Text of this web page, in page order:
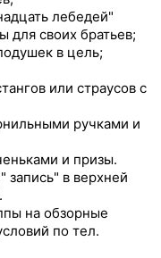
лебедей"
для своих братьев;
в цель;
или страусов с
ручками и
и призы.
запись" в верхней
на обзорные
по тел.